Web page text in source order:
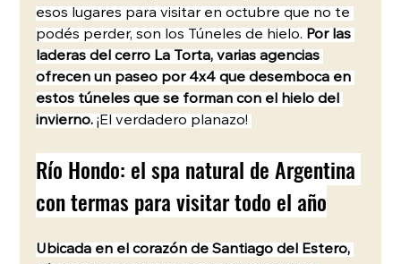
esos lugares para visitar en octubre que no te
podés perder, son los Túneles de hielo. Por las
laderas del cerro La Torta, varias agencias
ofrecen un paseo por 4x4 que desemboca en
estos túneles que se forman con el hielo del
invierno. ¡El verdadero planazo!
Río Hondo: el spa natural de Argentina
con termas para visitar todo el año
Ubicada en el corazón de Santiago del Estero,